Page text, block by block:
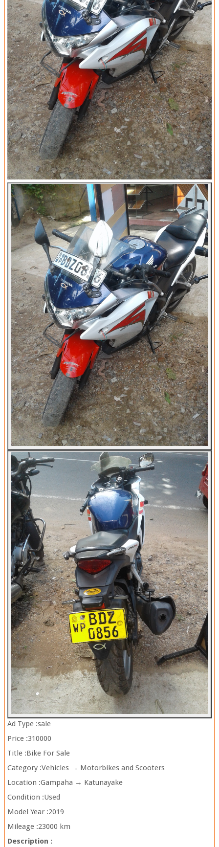
Ad Type :sale
Price :310000
Title :Bike For Sale
Category :Vehicles → Motorbikes and Scooters
Location :Gampaha → Katunayake
Condition :Used
Model Year :2019
Mileage :23000 km
Description :